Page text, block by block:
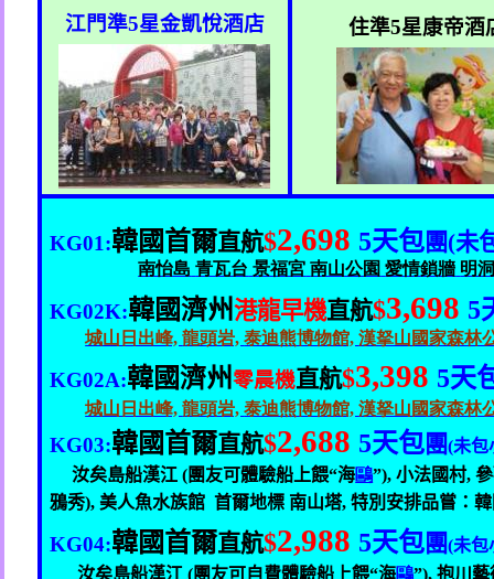
江門準5星金凱悅酒店 住準5星康帝酒
KG01:韓國首爾直航$2,698 5天包團(未
南怡島 青瓦台 景福宮 南山公園 愛情鎖牆 明
KG02K:韓國濟州港龍早機直航$3,698 5
城山日出峰,龍頭岩,泰迪熊博物館,漢拏山國家森林
KG02A:韓國濟州零晨機直航$3,398 5天
城山日出峰,龍頭岩,泰迪熊博物館,漢拏山國家森林
KG03:韓國首爾直航$2,688 5天包團(未包
汝矣島船漢江 (團友可體驗船上餵“海鷗”),小法國村,
鴉秀),美人魚水族館 首爾地標 南山塔,特別安排品嘗：
KG04:韓國首爾直航$2,988 5天包團(未包
汝矣島船漢江 (團友可自費體驗船上餵“海鷗”),抱川藝